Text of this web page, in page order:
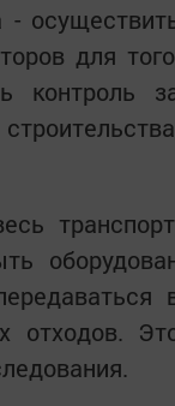
-
для
контроль
отходов.